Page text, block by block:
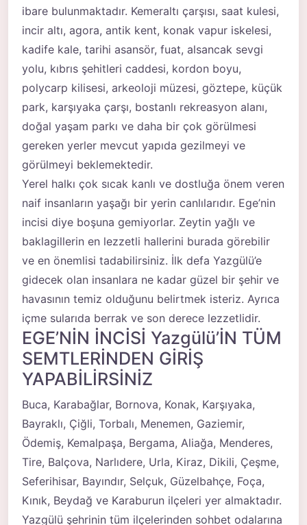
ibare bulunmaktadır. Kemeraltı çarşısı, saat kulesi,
incir altı, agora, antik kent, konak vapur iskelesi,
kadife kale, tarihi asansör, fuat, alsancak sevgi
yolu, kıbrıs şehitleri caddesi, kordon boyu,
polycarp kilisesi, arkeoloji müzesi, göztepe, küçük
park, karşıyaka çarşı, bostanlı rekreasyon alanı,
doğal yaşam parkı ve daha bir çok görülmesi
gereken yerler mevcut yapıda gezilmeyi ve
görülmeyi beklemektedir.
Yerel halkı çok sıcak kanlı ve dostluğa önem veren
naif insanların yaşağı bir yerin canlılarıdır. Ege’nin
incisi diye boşuna gemiyorlar. Zeytin yağlı ve
baklagillerin en lezzetli hallerini burada görebilir
ve en önemlisi tadabilirsiniz. İlk defa Yazgülü’e
gidecek olan insanlara ne kadar güzel bir şehir ve
havasının temiz olduğunu belirtmek isteriz. Ayrıca
içme sularıda berrak ve son derece lezzetlidir.
EGE’NİN İNCİSİ Yazgülü’İN TÜM
SEMTLERİNDEN GİRİŞ
YAPABİLİRSİNİZ
Buca, Karabağlar, Bornova, Konak, Karşıyaka,
Bayraklı, Çiğli, Torbalı, Menemen, Gaziemir,
Ödemiş, Kemalpaşa, Bergama, Aliağa, Menderes,
Tire, Balçova, Narlıdere, Urla, Kiraz, Dikili, Çeşme,
Seferihisar, Bayındır, Selçuk, Güzelbahçe, Foça,
Kınık, Beydağ ve Karaburun ilçeleri yer almaktadır.
Yazgülü şehrinin tüm ilçelerinden sohbet odalarına